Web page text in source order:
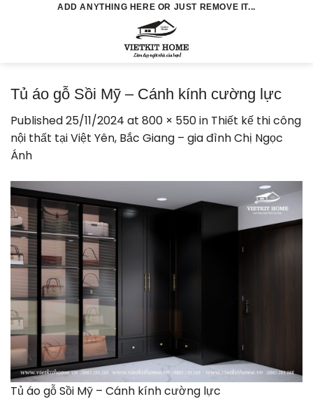
ADD ANYTHING HERE OR JUST REMOVE IT...
Tủ áo gỗ Sồi Mỹ – Cánh kính cường lực
Published25/11/2024 at 800 × 550in Thiết kế thi công
nội thất tại Việt Yên, Bắc Giang – gia đình Chị Ngọc
Ánh
Tủ áo gỗ Sồi Mỹ – Cánh kính cường lực